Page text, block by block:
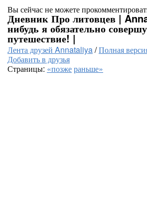
Вы сейчас не можете
Дневник Про литовцев |
нибудь я обязательно
путешествие! |
Лента друзей Annataliya/Полная
Добавить в друзья
Страницы: «позжераньше»